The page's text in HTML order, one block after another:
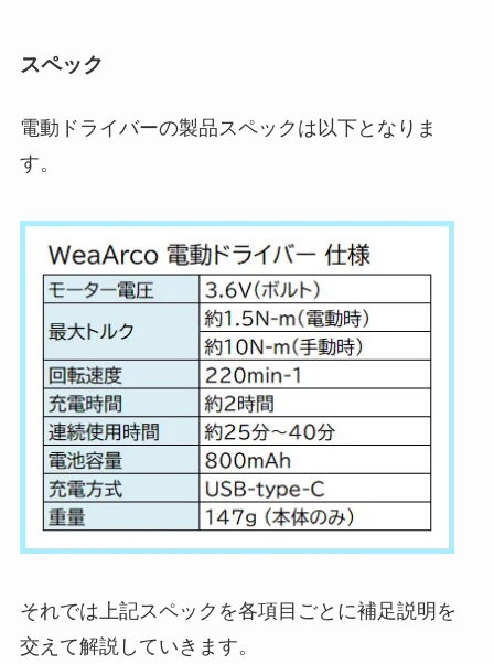
スペック
電動ドライバーの製品スペックは以下となりま
す。
それでは上記スペックを各項目ごとに補足説明を
交えて解説していきます。